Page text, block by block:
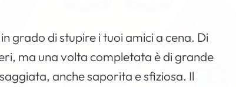
grado di stupire i tuoi amici a cena. Di
ma una volta completata è di grande
anche saporita e sfiziosa. Il